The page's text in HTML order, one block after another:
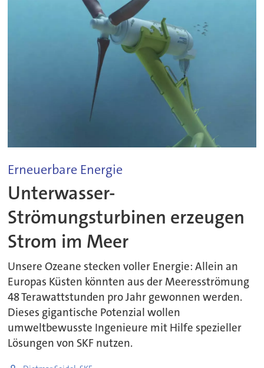
Erneuerbare Energie
Unterwasser-
Strömungsturbinen erzeugen
Strom im Meer
Unsere Ozeane stecken voller Energie: Allein an
Europas Küsten könnten aus der Meeresströmung
48 Terawattstunden pro Jahr gewonnen werden.
Dieses gigantische Potenzial wollen
umweltbewusste Ingenieure mit Hilfe spezieller
Lösungen von SKF nutzen.